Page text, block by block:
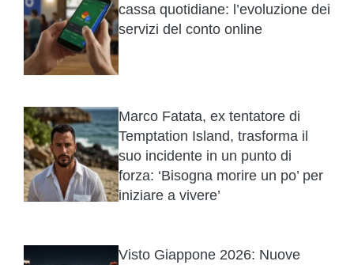
cassa quotidiane: l’evoluzione dei
servizi del conto online
Marco Fatata, ex tentatore di
Temptation Island, trasforma il
suo incidente in un punto di
forza: ‘Bisogna morire un po’ per
iniziare a vivere’
Visto Giappone 2026: Nuove